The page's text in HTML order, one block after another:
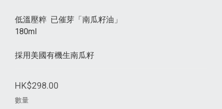
低溫壓粹  已催芽「南瓜籽油」
180ml
採用美國有機生南瓜籽
HK$298.00
數量